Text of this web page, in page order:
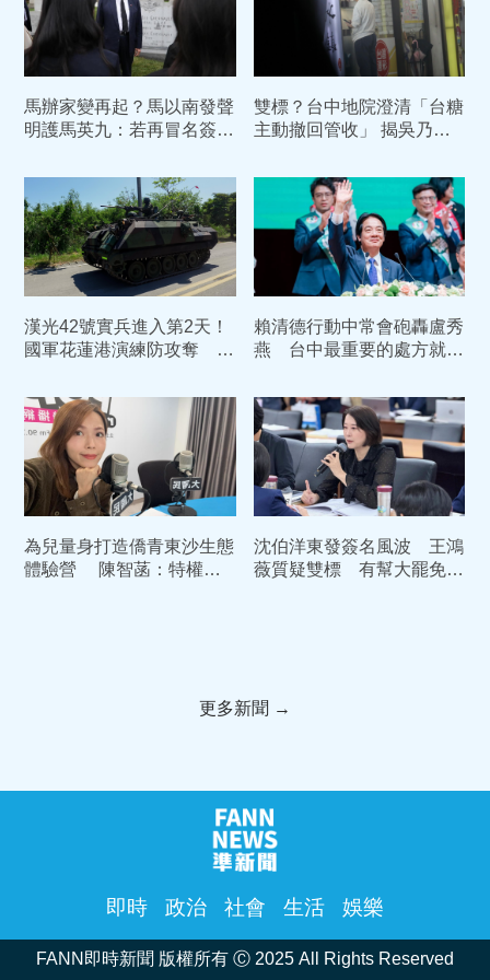
馬辦家變再起？馬以南發聲
明護馬英九：若再冒名簽署
雙標？台中地院澄清「台糖
主動撤回管收」 揭吳乃仁
紙」
漢光42號實兵進入第2天！
國軍花蓮港演練防攻奪 部
賴清德行動中常會砲轟盧秀
燕 台中最重要的處方就是
為兒量身打造僑青東沙生態
體驗營 陳智菡：特權媽
沈伯洋東發簽名風波 王鴻
薇質疑雙標 有幫大罷免時
更多新聞 →
即時 政治 社會 生活 娛樂
FANN即時新聞 版權所有 Ⓒ 2025 All Rights Reserved